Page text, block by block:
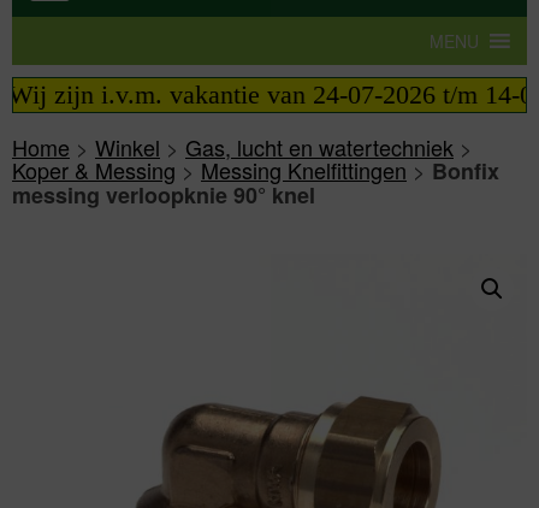
MENU
i.v.m. vakantie van 24-07-2026 t/m 14-08-
Home > Winkel > Gas, lucht en watertechniek >
Koper & Messing >Messing Knelfittingen>Bonfix
messing verloopknie 90° knel